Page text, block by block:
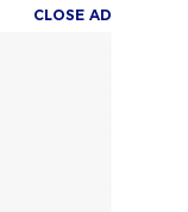
CLOSE AD